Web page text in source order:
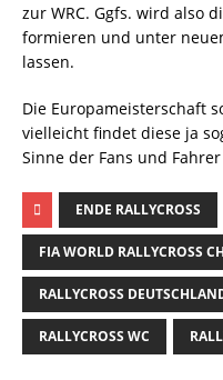
zur WRC. Ggfs. wird also
formieren und unter
lassen.
Die Europameisterschaft
vielleicht findet diese ja
Sinne der Fans und
ENDE RALLYCROSS
FIA WORLD RALLYCROSS
RALLYCROSS
RALLYCROSS WC